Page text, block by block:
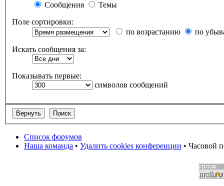
Сообщения
Темы
Поле сортировки:
по возрастанию
по
Искать сообщения за:
Показывать первые:
символов сообщений
Список форумов
Наша команда • Удалить cookies конференции • Часовой